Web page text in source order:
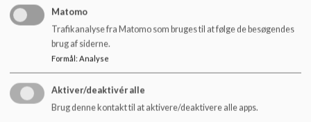
træffes på mail: crjoga@gladsaxe.dk eller tlf. 29 27 31 82.
Hun arbejde med udskolingseleverne og deres videre vej mod
en ungdomsuddannelse
Matomo
Trafikanalyse fra Matomo som bruges til at følge de besøgendes
brug af siderne.
Formål: Analyse
Aktiver/deaktivér alle
Brug denne kontakt til at aktivere/deaktivere alle apps.